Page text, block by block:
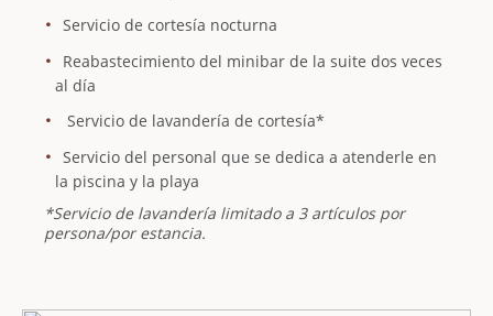
Servicio de cortesía nocturna
Reabastecimiento del minibar de la suite dos veces
al día
Servicio de lavandería de cortesía*
Servicio del personal que se dedica a atenderle en
la piscina y la playa
*Servicio de lavandería limitado a 3 artículos por
persona/por estancia.